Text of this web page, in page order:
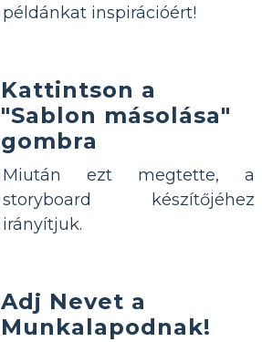
példánkat inspirációért!
Kattintson a
"Sablon másolása"
gombra
Miután ezt megtette, a
storyboard készítőjéhez
irányítjuk.
Adj Nevet a
Munkalapodnak!